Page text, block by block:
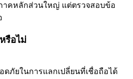
าคหลักส่วนใหญ่ แต่ตรวจสอบข้อ
รือไม่
ดภัยในการแลกเปลี่ยนที่เชื่อถือได้